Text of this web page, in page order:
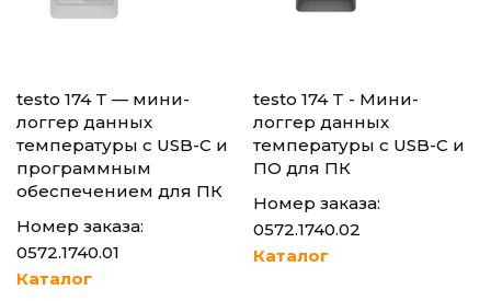
testo 174 T — мини-
логгер данных
температуры с USB-C и
программным
обеспечением для ПК
Номер заказа:
0572.1740.01
Каталог
testo 174 T - Мини-
логгер данных
температуры с USB-C и
ПО для ПК
Номер заказа:
0572.1740.02
Каталог